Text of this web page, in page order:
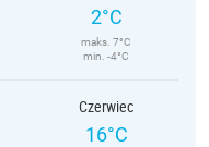
2°C
maks. 7°C
min. -4°C
Czerwiec
16°C